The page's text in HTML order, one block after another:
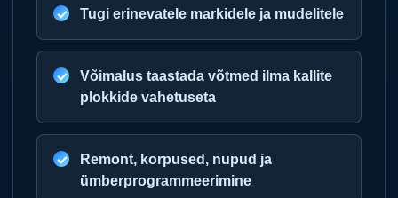
Tugi erinevatele markidele ja mudelitele
Võimalus taastada võtmed ilma kallite
plokkide vahetuseta
Remont, korpused, nupud ja
ümberprogrammeerimine